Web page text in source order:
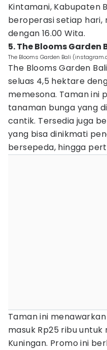
Kintamani, Kabupaten
beroperasi setiap hari,
dengan 16.00 Wita.
5. The Blooms Garden
The Blooms Garden Bali
The Blooms Garden
seluas 4,5 hektare
memesona. Taman ini
tanaman bunga yang
cantik. Tersedia juga
yang bisa dinikmati
bersepeda, hingga
Taman ini
masuk Rp25 ribu
Kuningan. Promo ini